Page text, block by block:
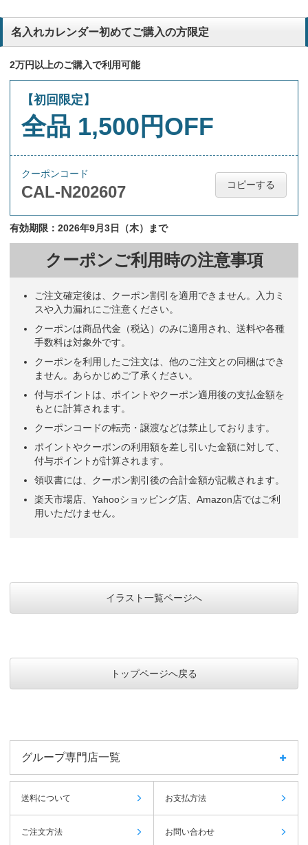
名入れカレンダー初めてご購入の方限定
2万円以上のご購入で利用可能
【初回限定】
全品 1,500円OFF
クーポンコード
CAL-N202607 コピーする
有効期限：2026年9月3日（木）まで
クーポンご利用時の注意事項
ご注文確定後は、クーポン割引を適用できません。入力ミ
スや入力漏れにご注意ください。
クーポンは商品代金（税込）のみに適用され、送料や各種
手数料は対象外です。
クーポンを利用したご注文は、他のご注文との同梱はでき
ません。あらかじめご了承ください。
付与ポイントは、ポイントやクーポン適用後の支払金額を
もとに計算されます。
クーポンコードの転売・譲渡などは禁止しております。
ポイントやクーポンの利用額を差し引いた金額に対して、
付与ポイントが計算されます。
領収書には、クーポン割引後の合計金額が記載されます。
楽天市場店、Yahooショッピング店、Amazon店ではご利
用いただけません。
イラスト一覧ページへ
トップページへ戻る
グループ専門店一覧
送料について お支払方法
ご注文方法 お問い合わせ